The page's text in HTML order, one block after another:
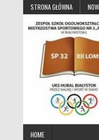
Skip to contentSTRONA GŁÓWNA
UKS Hubal
HOME